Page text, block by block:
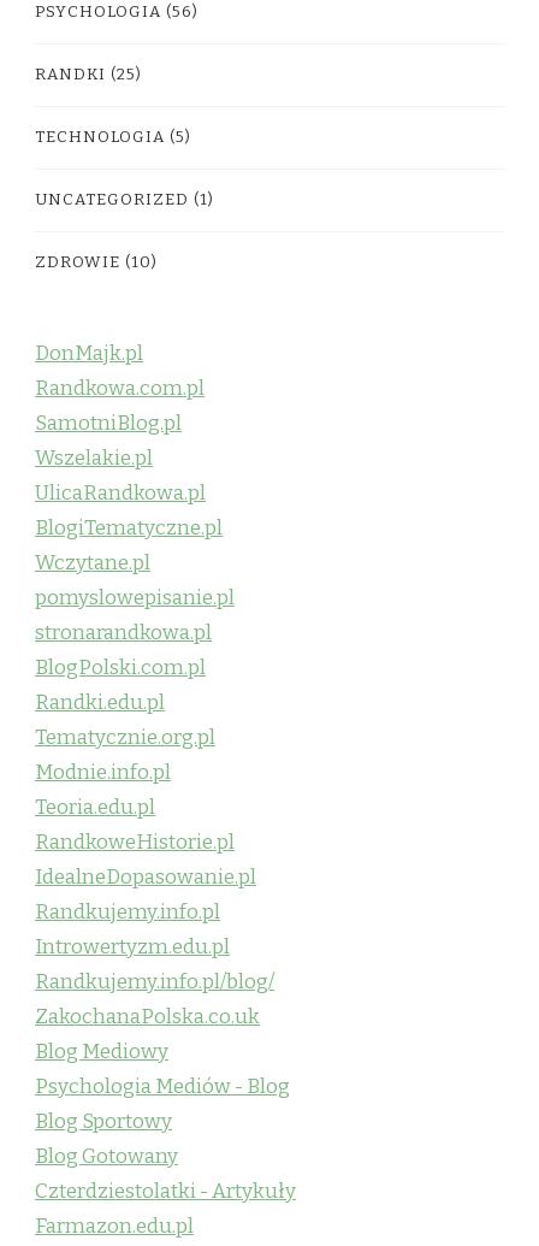
PSYCHOLOGIA (56)
RANDKI (25)
TECHNOLOGIA (5)
UNCATEGORIZED (1)
ZDROWIE (10)
DonMajk.pl
Randkowa.com.pl
SamotniBlog.pl
Wszelakie.pl
UlicaRandkowa.pl
BlogiTematyczne.pl
Wczytane.pl
pomyslowepisanie.pl
stronarandkowa.pl
BlogPolski.com.pl
Randki.edu.pl
Tematycznie.org.pl
Modnie.info.pl
Teoria.edu.pl
RandkoweHistorie.pl
IdealneDopasowanie.pl
Randkujemy.info.pl
Introwertyzm.edu.pl
Randkujemy.info.pl/blog/
ZakochanaPolska.co.uk
Blog Mediowy
Psychologia Mediów - Blog
Blog Sportowy
Blog Gotowany
Czterdziestolatki - Artykuły
Farmazon.edu.pl